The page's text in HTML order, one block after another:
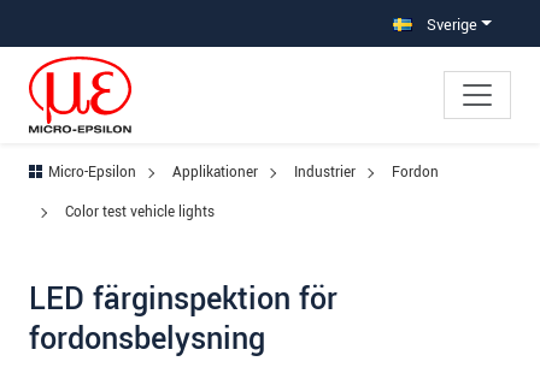
Sverige
Micro-Epsilon Applikationer Industrier
Fordon
Color test vehicle lights
LED färginspektion för
fordonsbelysning